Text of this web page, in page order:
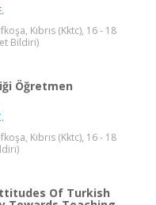
Kıbrıs (Kktc), 16 - 18
Bildiri)
Öğretmen
Kıbrıs (Kktc), 16 - 18
Of Turkish